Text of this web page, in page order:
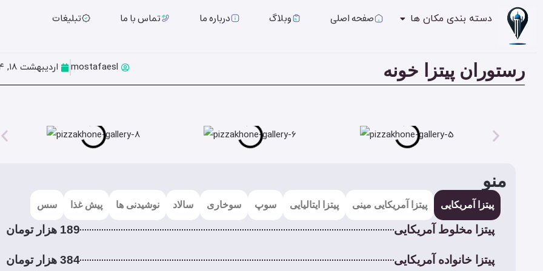
دسته بندی مکان ها صفحه اصلی وبلاگ درباره ما تماس با ما تبلیغات
رستوران پیتزا خونه mostafaesl اردیبهشت ۱۸, ۱۴۰۴
منو
پیتزا آمریکایی پیتزا آمریکایی مینی پیتزا ایتالیایی سوپ سوخاری سالاد نوشیدنی ها پیش غذا سس
پیتزا مخلوط آمریکایی 189 هزار تومان
پیتزا خانواده آمریکایی 384 هزار تومان